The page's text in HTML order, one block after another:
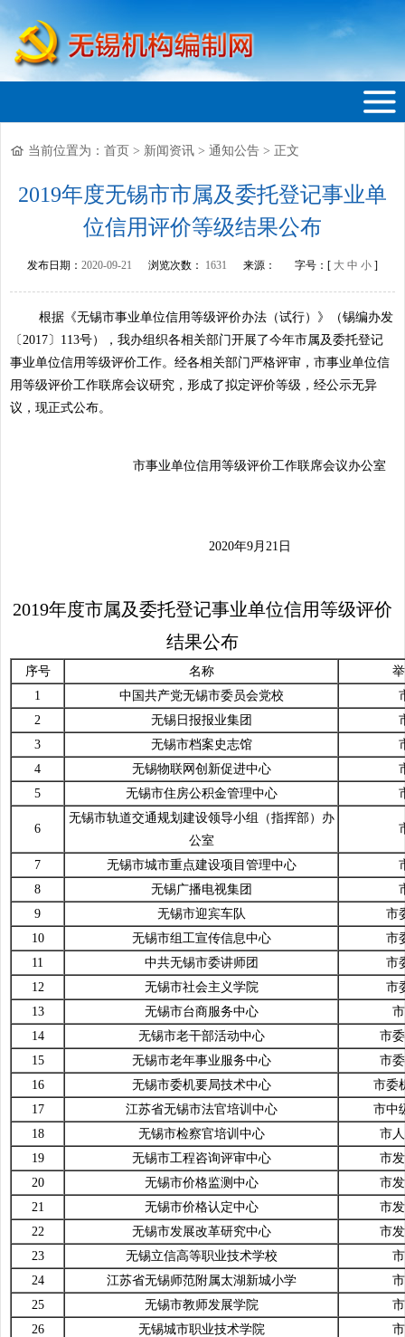
无锡机构编制网
当前位置为： 首页 > 新闻资讯 > 通知公告 > 正文
2019年度无锡市市属及委托登记事业单
位信用评价等级结果公布
发布日期： 2020-09-21 浏览次数： 1631 来源： 字号：[ 大 中 小 ]
根据《无锡市事业单位信用等级评价办法（试行）》（锡编办发
〔2017〕113号），我办组织各相关部门开展了今年市属及委托登记
事业单位信用等级评价工作。经各相关部门严格评审，市事业单位信
用等级评价工作联席会议研究，形成了拟定评价等级，经公示无异
议，现正式公布。
市事业单位信用等级评价工作联席会议办公室
2020年9月21日
2019年度市属及委托登记事业单位信用等级评价
结果公布
序号 名称
1
中国共产党无锡市委员会党校
2
无锡日报报业集团
3
无锡市档案史志馆
4
无锡物联网创新促进中心
5
无锡市住房公积金管理中心
6
无锡市轨道交通规划建设领导小组（指挥部）办
公室
7 无锡市城市重点建设项目管理中心
8
无锡广播电视集团
9
无锡市迎宾车队
市
10
无锡市组工宣传信息中心
市
11
中共无锡市委讲师团
市
12
无锡市社会主义学院
市
13
无锡市台商服务中心
14
无锡市老干部活动中心
市
15
无锡市老年事业服务中心
市
16
无锡市委机要局技术中心
市委
17
江苏省无锡市法官培训中心
市中
18
无锡市检察官培训中心
市
19
无锡市工程咨询评审中心
市
20
无锡市价格监测中心
市
21
无锡市价格认定中心
市
22
无锡市发展改革研究中心
市
23
无锡立信高等职业技术学校
24
江苏省无锡师范附属太湖新城小学
25
无锡市教师发展学院
26
无锡城市职业技术学院